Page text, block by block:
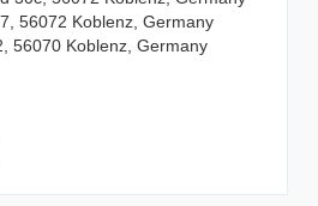
56072 Koblenz, Germany
56070 Koblenz, Germany